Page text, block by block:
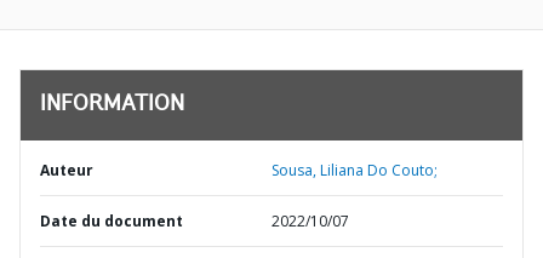
INFORMATION
Auteur Sousa, Liliana Do Couto;
Date du document 2022/10/07